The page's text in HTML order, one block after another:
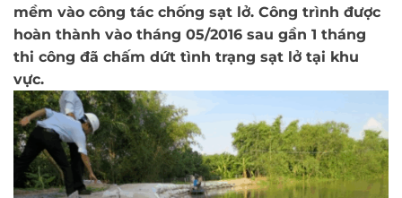
mềm vào công tác chống sạt lở. Công trình được
hoàn thành vào tháng 05/2016 sau gần 1 tháng
thi công đã chấm dứt tình trạng sạt lở tại khu
vực.